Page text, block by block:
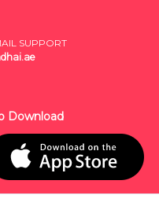
SUPPORT
Download